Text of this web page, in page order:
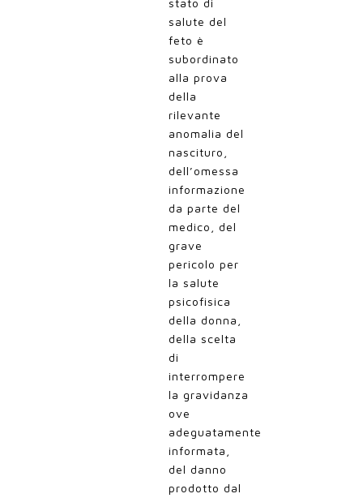
salute del
feto è
subordinato
alla prova
della
rilevante
anomalia del
nascituro,
dell’omessa
informazione
da parte del
medico, del
grave
pericolo per
la salute
psicofisica
della donna,
della scelta
di
interrompere
la gravidanza
ove
adeguatamente
informata,
del danno
prodotto dal